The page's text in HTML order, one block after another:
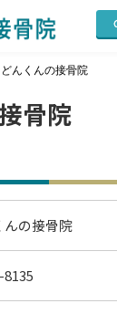
どんくんの接骨院
骨院
んの接骨院
8135